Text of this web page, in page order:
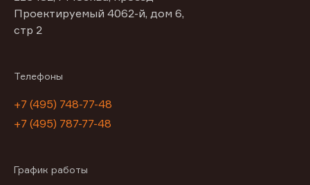
Проектируемый 4062-й, дом 6,
стр 2
Телефоны
+7 (495) 748-77-48
+7 (495) 787-77-48
График работы